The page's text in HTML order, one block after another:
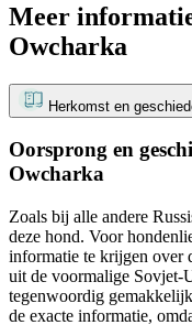
Meer
Owcharka
Herkomst en
Oorsprong en
Owcharka
Zoals bij alle andere
deze hond. Voor
informatie te krijgen over
uit de voormalige Sovjet-
tegenwoordig
de exacte informatie,